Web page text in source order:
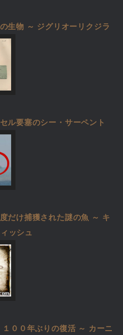
生物 ～ ジグリオーリクジラ
ル要塞のシー・サーペント
だけ捕獲された謎の魚 ～ キ
ッシュ
１００年ぶりの復活 ～ カーニ